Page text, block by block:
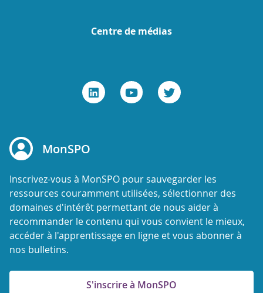
Centre de médias
MonSPO
Inscrivez-vous à MonSPO pour sauvegarder les
ressources couramment utilisées, sélectionner des
domaines d'intérêt permettant de nous aider à
recommander le contenu qui vous convient le mieux,
accéder à l'apprentissage en ligne et vous abonner à
nos bulletins.
S'inscrire à MonSPO